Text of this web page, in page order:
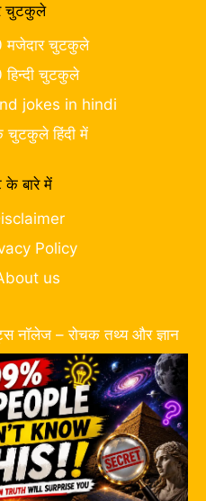
चुटकुले
मजेदार चुटकुले
हिन्दी चुटकुले
jokes in hindi
चुटकुले हिंदी में
के बारे में
Policy
us
नॉलेज – रोचक तथ्य और ज्ञान